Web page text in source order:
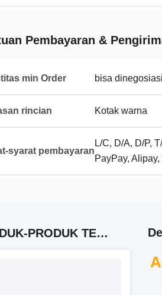
Pembayaran &
min Order bisa
rincian Kotak warna
syarat pembayaran
L/C, D/A, D/P,
PayPay,
PRODUK-PRODUK TERKAIT